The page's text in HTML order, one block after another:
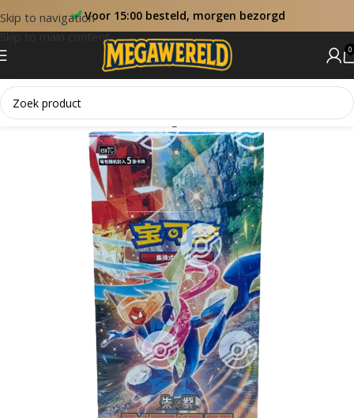
Skip to navigation
Skip to main content
Voor 15:00 besteld, morgen bezorgd
0
Home Sets Blade Awakening (CN)